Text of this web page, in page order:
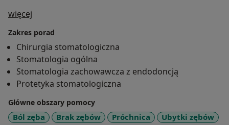
więcej
Zakres porad
Chirurgia stomatologiczna
Stomatologia ogólna
Stomatologia zachowawcza z endodoncją
Protetyka stomatologiczna
Główne obszary pomocy
Ból zęba Brak zębów Próchnica
Ubytki zębów